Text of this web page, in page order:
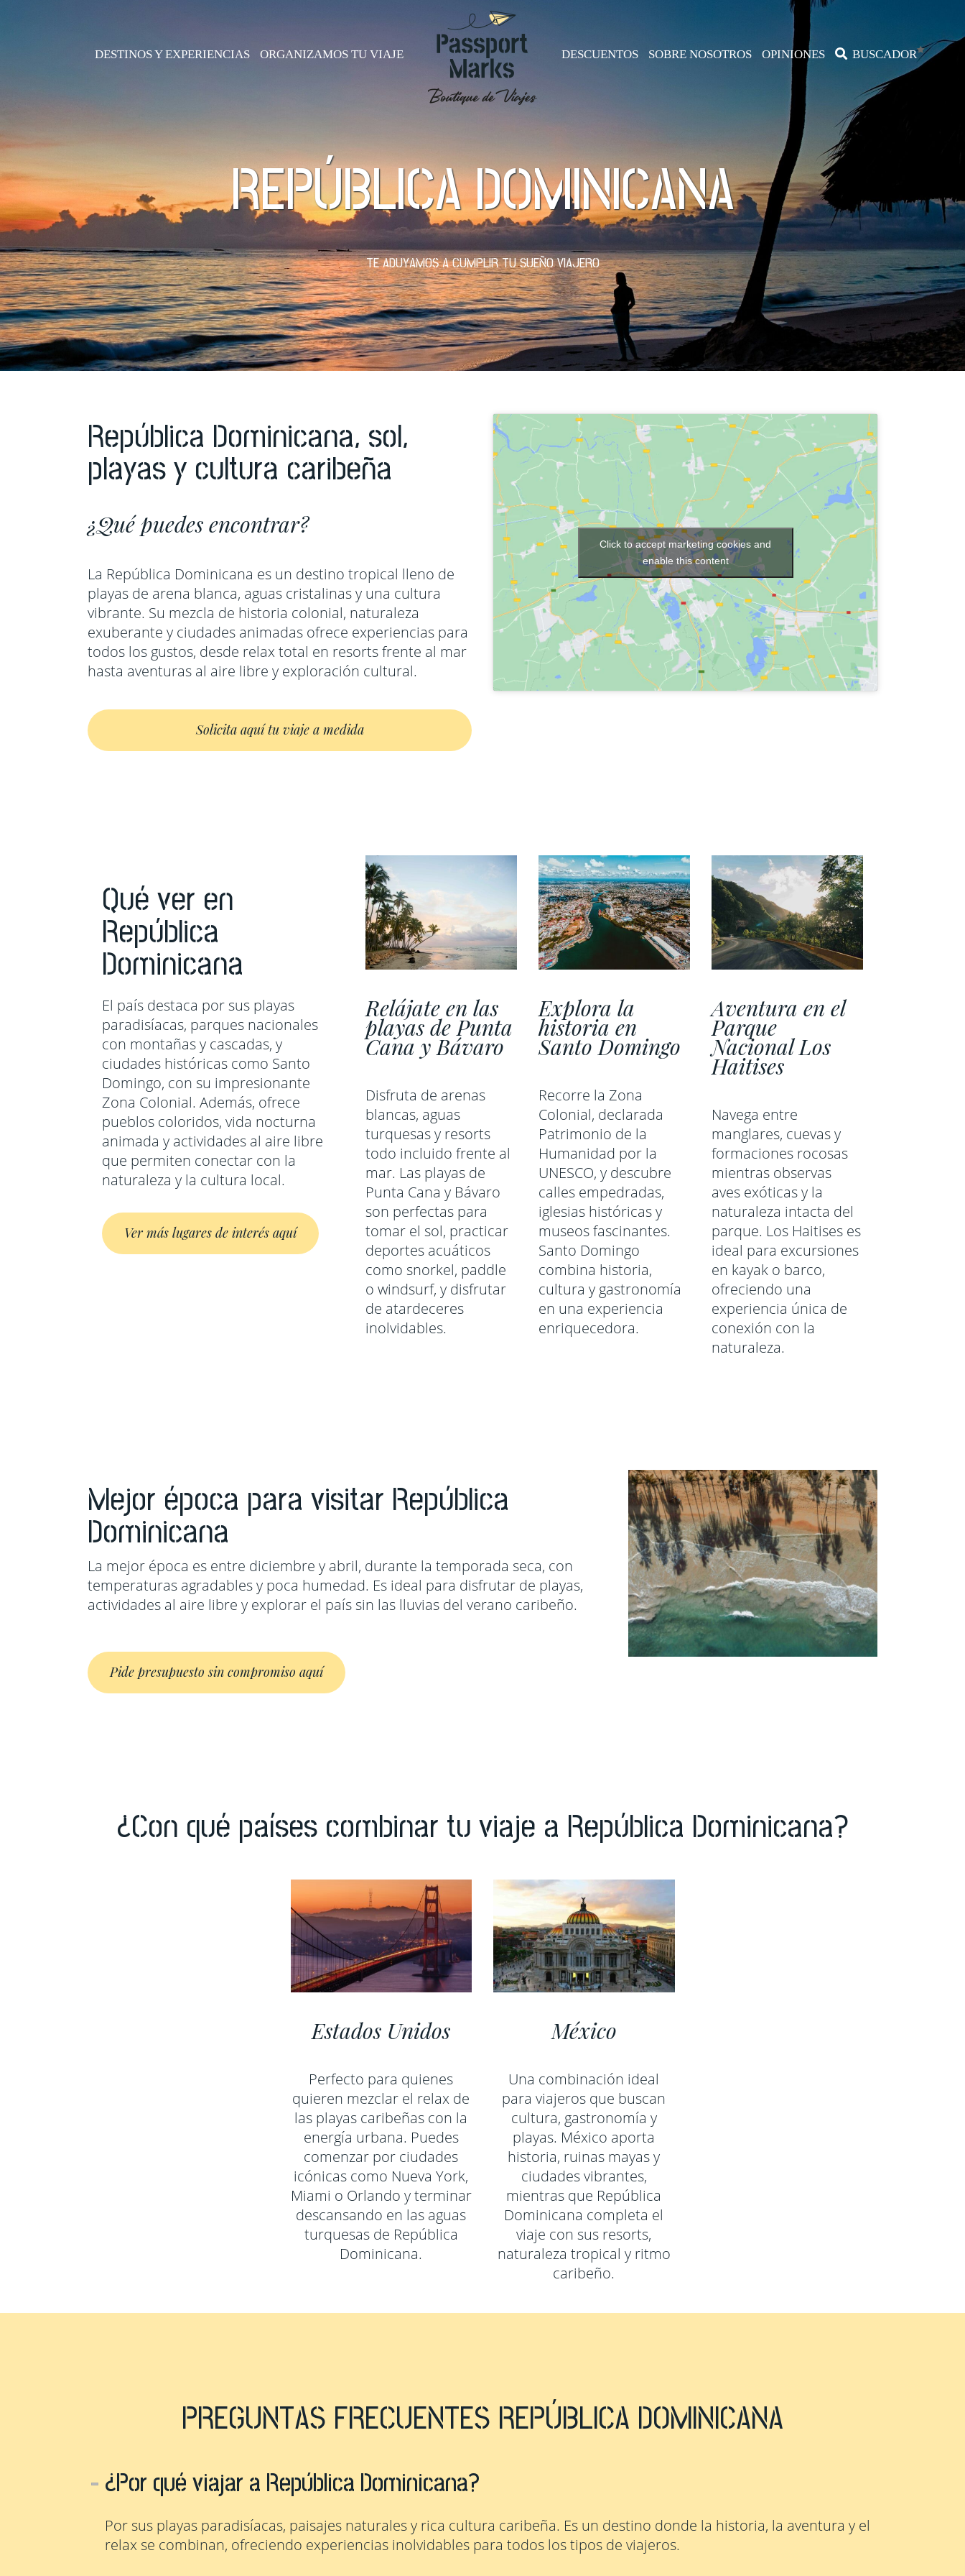
DESTINOS Y EXPERIENCIAS
Egipto
Marruecos
Madagascar
Mauricio
Mozambique
Seychelles
Sudáfrica
Zimbabwe
Argentina
Bolivia
Brasil
Chile
Colombia
Costa Rica
Cuba
Estados Unidos
Guatemala
Perú
República Dominicana
Alemania
Austria
Bélgica
España
Finlandia
Francia
Grecia
Hungría
Arabia Saudita
Bali
Butan
China
Doha
Emiratos Arabes
Filipinas
Indonesia
Japón
Jordania
Kuala Lumpur
Malasia
Maldivas
Nepal
Oman
Singapur
Sri Lanka
Tailandia
Australia
Islas Fiji
Nueva Zelanda
Polinesia Francesa
ORGANIZAMOS TU VIAJE DESCUENTOS SOBRE NOSOTROS OPINIONES BUSCADOR
REPÚBLICA DOMINICANA
TE ADUYAMOS A CUMPLIR TU SUEÑO VIAJERO
República Dominicana, sol,
playas y cultura caribeña
¿Qué puedes encontrar?
La República Dominicana es un destino tropical lleno de
playas de arena blanca, aguas cristalinas y una cultura
vibrante. Su mezcla de historia colonial, naturaleza
exuberante y ciudades animadas ofrece experiencias para
todos los gustos, desde relax total en resorts frente al mar
hasta aventuras al aire libre y exploración cultural.
Solicita aquí tu viaje a medida
Click to accept marketing cookies and
enable this content
Qué ver en
República
Dominicana
El país destaca por sus playas
paradisíacas, parques nacionales
con montañas y cascadas, y
ciudades históricas como Santo
Domingo, con su impresionante
Zona Colonial. Además, ofrece
pueblos coloridos, vida nocturna
animada y actividades al aire libre
que permiten conectar con la
naturaleza y la cultura local.
Ver más lugares de interés aquí
Relájate en las
playas de Punta
Cana y Bávaro
Disfruta de arenas
blancas, aguas
turquesas y resorts
todo incluido frente al
mar. Las playas de
Punta Cana y Bávaro
son perfectas para
tomar el sol, practicar
deportes acuáticos
como snorkel, paddle
o windsurf, y disfrutar
de atardeceres
inolvidables.
Explora la
historia en
Santo Domingo
Recorre la Zona
Colonial, declarada
Patrimonio de la
Humanidad por la
UNESCO, y descubre
calles empedradas,
iglesias históricas y
museos fascinantes.
Santo Domingo
combina historia,
cultura y gastronomía
en una experiencia
enriquecedora.
Aventura en el
Parque
Nacional Los
Haitises
Navega entre
manglares, cuevas y
formaciones rocosas
mientras observas
aves exóticas y la
naturaleza intacta del
parque. Los Haitises es
ideal para excursiones
en kayak o barco,
ofreciendo una
experiencia única de
conexión con la
naturaleza.
Mejor época para visitar República
Dominicana
La mejor época es entre diciembre y abril, durante la temporada seca, con
temperaturas agradables y poca humedad. Es ideal para disfrutar de playas,
actividades al aire libre y explorar el país sin las lluvias del verano caribeño.
Pide presupuesto sin compromiso aquí
¿Con qué países combinar tu viaje a República Dominicana?
Estados Unidos
Perfecto para quienes
quieren mezclar el relax de
las playas caribeñas con la
energía urbana. Puedes
comenzar por ciudades
icónicas como Nueva York,
Miami o Orlando y terminar
descansando en las aguas
turquesas de República
Dominicana.
México
Una combinación ideal
para viajeros que buscan
cultura, gastronomía y
playas. México aporta
historia, ruinas mayas y
ciudades vibrantes,
mientras que República
Dominicana completa el
viaje con sus resorts,
naturaleza tropical y ritmo
caribeño.
PREGUNTAS FRECUENTES REPÚBLICA DOMINICANA
¿Por qué viajar a República Dominicana?
Por sus playas paradisíacas, paisajes naturales y rica cultura caribeña. Es un destino donde la historia, la aventura y el
relax se combinan, ofreciendo experiencias inolvidables para todos los tipos de viajeros.